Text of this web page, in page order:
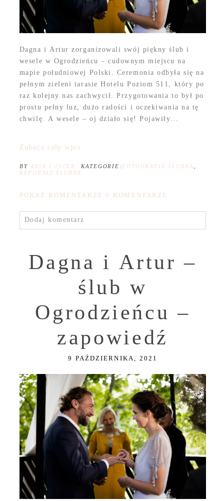
Dagna i Artur zorganizowali swój piękny ślub i
wesele w Ogrodzieńcu – cudownym miejscu na
mapie południowej Polski. Ceremonia odbyła się na
pełnym zieleni tarasie Hotelu Poziom 511, który po
raz kolejny nas zachwycił. Przygotowania to był po
prostu pełny luz, dużo radości i oczekiwania na tę
chwilę. A wesele – oj działo się! Pojawiły...
Zobacz cały wpis
BY ANIA I JACEK KATEGORIE: FOTOGRAFIA ŚLUBNA
REPORTAŻ ŚLUBNY
POKAŻ KOMENTARZE 0 KOMENTARZE
Dodaj komentarz
Dagna i Artur –
ślub w
Ogrodzieńcu –
zapowiedź
9 PAŹDZIERNIKA, 2021